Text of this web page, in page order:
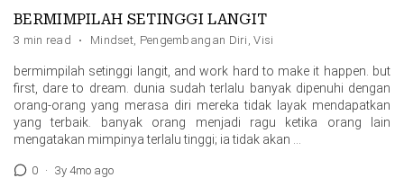
BERMIMPILAH SETINGGI LANGIT
3 min read · Mindset, Pengembangan Diri ,Visi
bermimpilah setinggi langit, and work hard to make it happen. but
first, dare to dream. dunia sudah terlalu banyak dipenuhi dengan
orang-orang yang merasa diri mereka tidak layak mendapatkan
yang terbaik. banyak orang menjadi ragu ketika orang lain
mengatakan mimpinya terlalu tinggi; ia tidak akan …
0 · 3y 4mo ago